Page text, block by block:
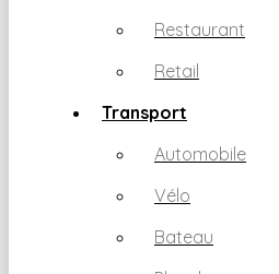
Restaurant
Retail
Transport
Automobile
Vélo
Bateau